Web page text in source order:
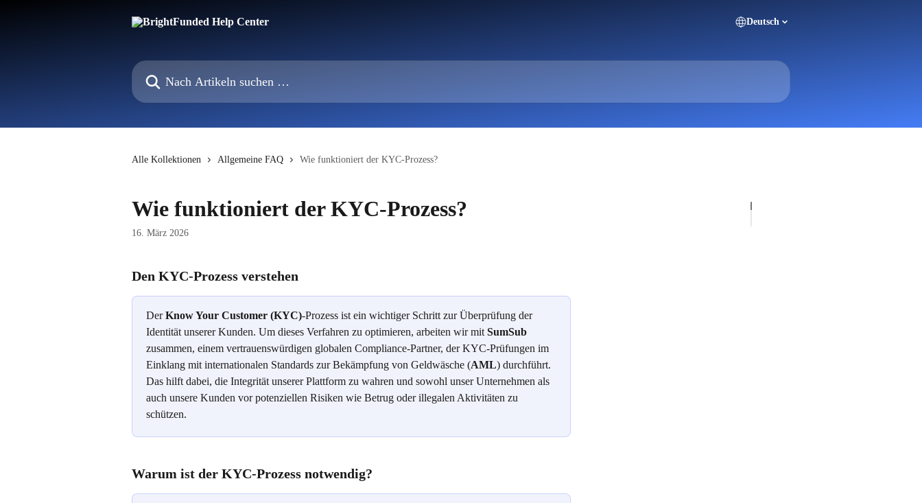
Deutsch
Nach Artikeln suchen …
Alle Kollektionen Allgemeine FAQ Wie funktioniert der KYC-Prozess?
Wie funktioniert der KYC-Prozess?
16. März 2026
Den KYC-Prozess verstehen
Der Know Your Customer (KYC)-Prozess ist ein wichtiger Schritt zur Überprüfung der
Identität unserer Kunden. Um dieses Verfahren zu optimieren, arbeiten wir mit SumSub
zusammen, einem vertrauenswürdigen globalen Compliance-Partner, der KYC-Prüfungen im
Einklang mit internationalen Standards zur Bekämpfung von Geldwäsche (AML) durchführt.
Das hilft dabei, die Integrität unserer Plattform zu wahren und sowohl unser Unternehmen als
auch unsere Kunden vor potenziellen Risiken wie Betrug oder illegalen Aktivitäten zu
schützen.
Warum ist der KYC-Prozess notwendig?